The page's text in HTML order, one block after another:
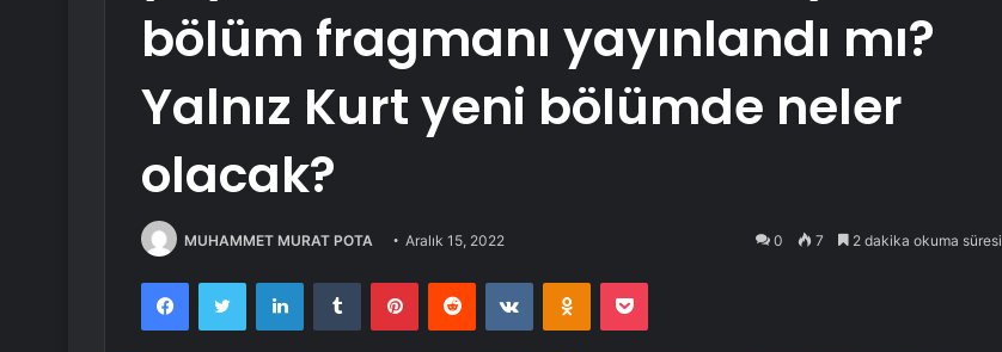
bölüm fragmanı yayınlandı mı?
Yalnız Kurt yeni bölümde neler
olacak?
MUHAMMET MURAT POTA Aralık 15, 2022 0 7 2 dakika okuma süresi
FacebookTwitter LinkedInTumblr PinterestReddit VKontakteOdnoklassniki
Pocket